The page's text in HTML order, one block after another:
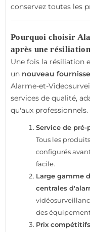
conservez toutes les
Pourquoi choisir
après une
Une fois la résiliation
un nouveau
Alarme-et-
services de qualité,
qu'aux professionnels.
Service de
Tous les
configurés
facile.
Large gamme
centrales
des
Prix compétitifs